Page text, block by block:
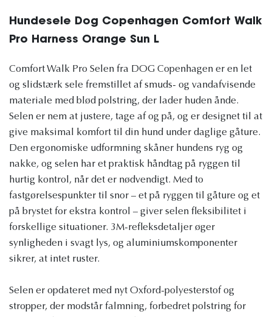
Hundesele Dog Copenhagen Comfort Walk
Pro Harness Orange Sun L
Comfort Walk Pro Selen fra DOG Copenhagen er en let
og slidstærk sele fremstillet af smuds- og vandafvisende
materiale med blød polstring, der lader huden ånde.
Selen er nem at justere, tage af og på, og er designet til at
give maksimal komfort til din hund under daglige gåture.
Den ergonomiske udformning skåner hundens ryg og
nakke, og selen har et praktisk håndtag på ryggen til
hurtig kontrol, når det er nødvendigt. Med to
fastgørelsespunkter til snor – et på ryggen til gåture og et
på brystet for ekstra kontrol – giver selen fleksibilitet i
forskellige situationer. 3M-refleksdetaljer øger
synligheden i svagt lys, og aluminiumskomponenter
sikrer, at intet ruster.
Selen er opdateret med nyt Oxford-polyesterstof og
stropper, der modstår falmning, forbedret polstring for